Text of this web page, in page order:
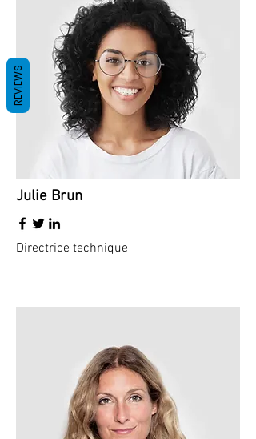
Julie Brun
Directrice technique
REVIEWS